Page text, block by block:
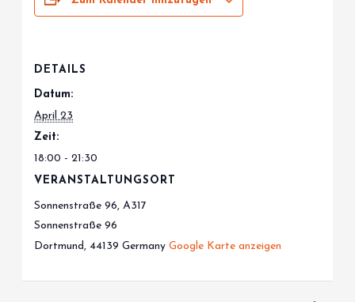
DETAILS
Datum:
April 23
Zeit:
18:00 - 21:30
VERANSTALTUNGSORT
Sonnenstraße 96, A317
Sonnenstraße 96
Dortmund , 44139 Germany Google Karte anzeigen